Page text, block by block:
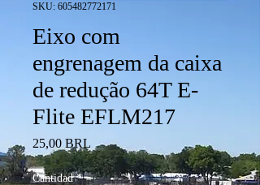
SKU: 605482772171
Eixo com
engrenagem da caixa
de redução 64T E-
Flite EFLM217
25,00 BRL Precio
Cantidad *